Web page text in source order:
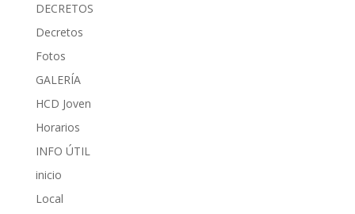
DECRETOS
Decretos
Fotos
GALERÍA
HCD Joven
Horarios
INFO ÚTIL
inicio
Local